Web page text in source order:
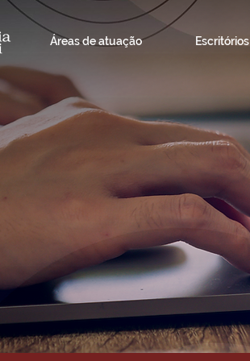
Áreas de atuação Escritórios